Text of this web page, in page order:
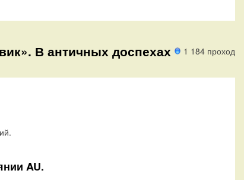
1 184 проход
В античных доспехах
AU.